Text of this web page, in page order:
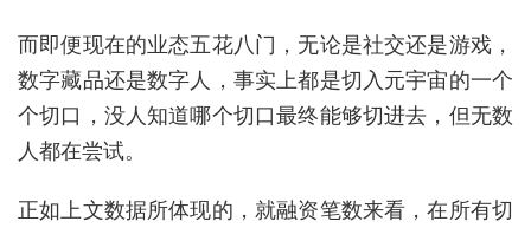
而即便现在的业态五花八门，无论是社交还是游戏，
数字藏品还是数字人，事实上都是切入元宇宙的一个
个切口，没人知道哪个切口最终能够切进去，但无数
人都在尝试。
正如上文数据所体现的，就融资笔数来看，在所有切